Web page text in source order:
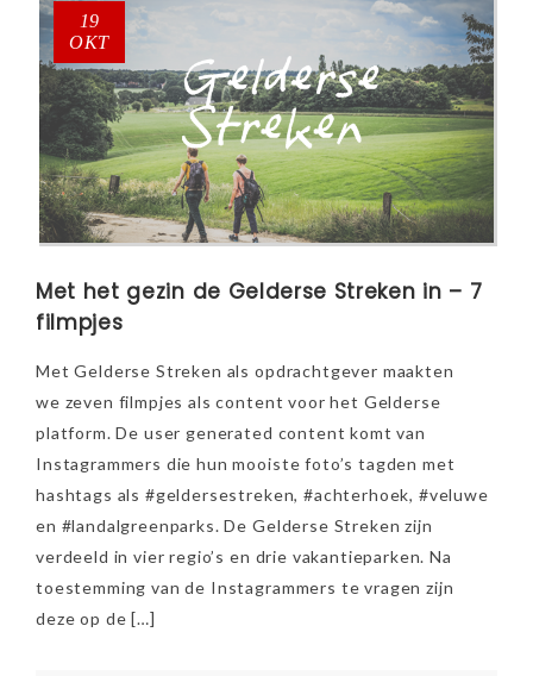
19
OKT
Met het gezin de Gelderse Streken in – 7
filmpjes
Met Gelderse Streken als opdrachtgever maakten
we zeven filmpjes als content voor het Gelderse
platform. De user generated content komt van
Instagrammers die hun mooiste foto’s tagden met
hashtags als #geldersestreken, #achterhoek, #veluwe
en #landalgreenparks. De Gelderse Streken zijn
verdeeld in vier regio’s en drie vakantieparken. Na
toestemming van de Instagrammers te vragen zijn
deze op de […]